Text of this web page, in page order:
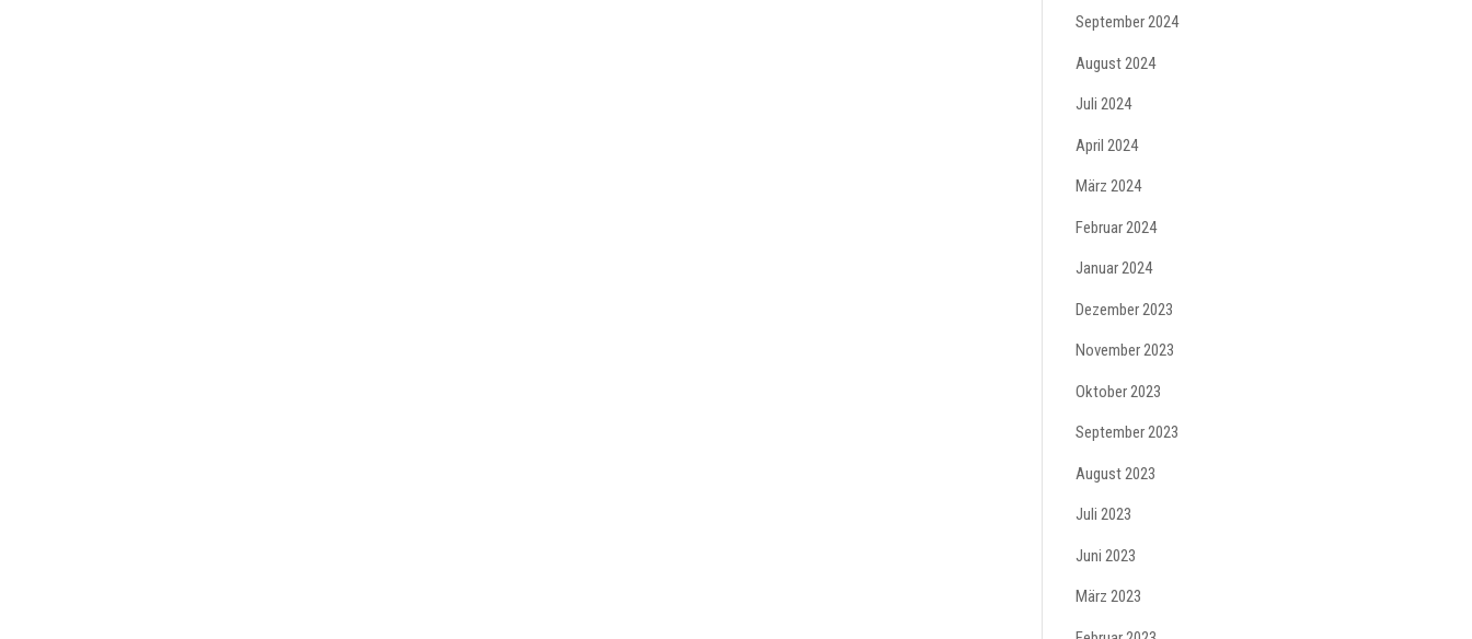
September 2024
August 2024
Juli 2024
April 2024
März 2024
Februar 2024
Januar 2024
Dezember 2023
November 2023
Oktober 2023
September 2023
August 2023
Juli 2023
Juni 2023
März 2023